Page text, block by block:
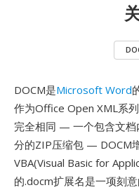
DOCM是Microsoft Word
作为Office Open XML系
完全相同 — 一个包含文档
分的ZIP压缩包 — DOCM
VBA(Visual Basic for
的.docm扩展名是一项刻